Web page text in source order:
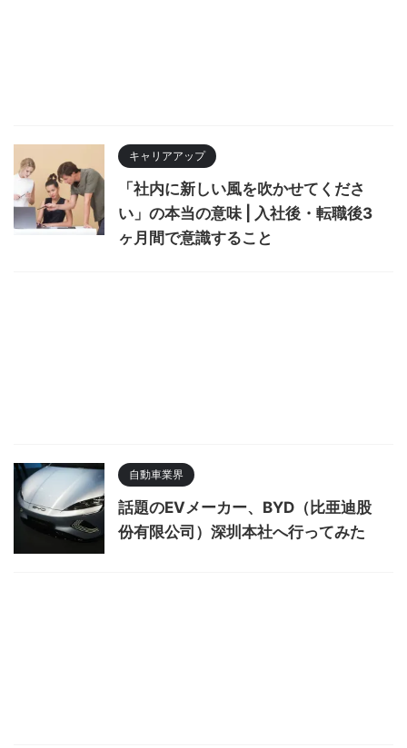
キャリアアップ
「社内に新しい風を吹かせてくださ
い」の本当の意味 | 入社後・転職後3
ヶ月間で意識すること
自動車業界
話題のEVメーカー、BYD（比亜迪股
份有限公司）深圳本社へ行ってみた